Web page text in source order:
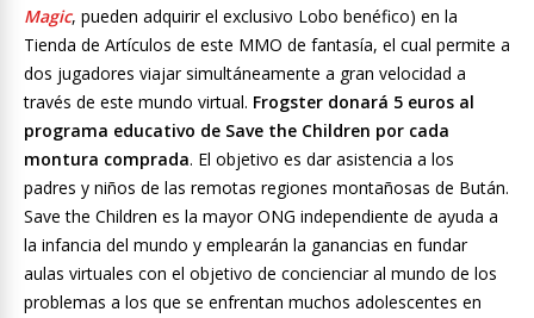
Magic, pueden adquirir el exclusivo Lobo benéfico) en la
Tienda de Artículos de este MMO de fantasía, el cual permite a
dos jugadores viajar simultáneamente a gran velocidad a
través de este mundo virtual. Frogster donará 5 euros al
programa educativo de Save the Children por cada
montura comprada. El objetivo es dar asistencia a los
padres y niños de las remotas regiones montañosas de Bután.
Save the Children es la mayor ONG independiente de ayuda a
la infancia del mundo y emplearán la ganancias en fundar
aulas virtuales con el objetivo de concienciar al mundo de los
problemas a los que se enfrentan muchos adolescentes en